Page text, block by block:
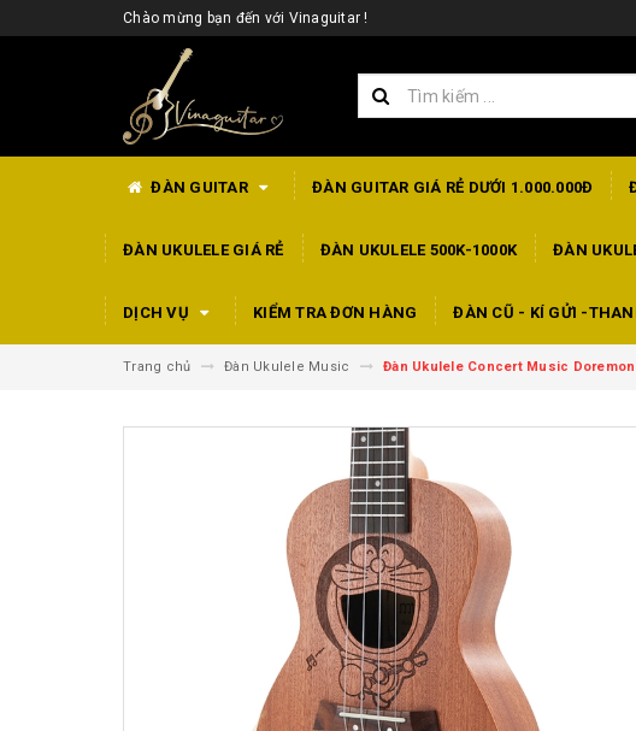
Chào mừng bạn đến với Vinaguitar !
ĐÀN GUITAR ĐÀN GUITAR GIÁ RẺ DƯỚI 1.000.000Đ
ĐÀN UKULELE GIÁ RẺ ĐÀN UKULELE 500K-1000K ĐÀN
DỊCH VỤ KIỂM TRA ĐƠN HÀNG ĐÀN CŨ - KÍ GỬI -
Trang chủ Đàn Ukulele Music Đàn Ukulele Concert Music